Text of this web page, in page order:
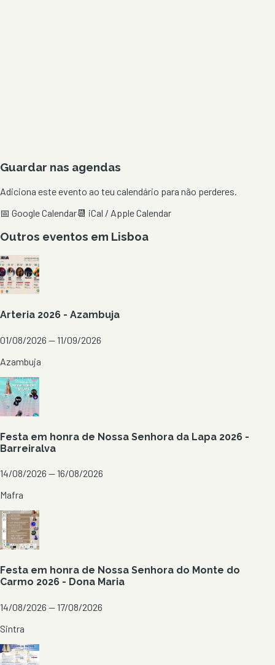
Guardar nas agendas
Adiciona este evento ao teu calendário para não perderes.
📅 Google Calendar📆 iCal / Apple Calendar
Outros eventos em Lisboa
Arteria 2026 - Azambuja
01/08/2026 — 11/09/2026
Azambuja
Festa em honra de Nossa Senhora da Lapa 2026 -
Barreiralva
14/08/2026 — 16/08/2026
Mafra
Festa em honra de Nossa Senhora do Monte do
Carmo 2026 - Dona Maria
14/08/2026 — 17/08/2026
Sintra